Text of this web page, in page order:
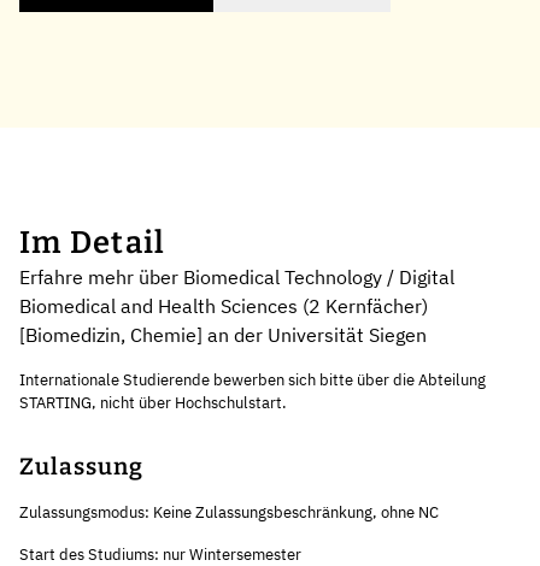
Im Detail
Erfahre mehr über Biomedical Technology / Digital
Biomedical and Health Sciences (2 Kernfächer)
[Biomedizin, Chemie] an der Universität Siegen
Internationale Studierende bewerben sich bitte über die Abteilung
STARTING, nicht über Hochschulstart.
Zulassung
Zulassungsmodus: Keine Zulassungsbeschränkung, ohne NC
Start des Studiums: nur Wintersemester